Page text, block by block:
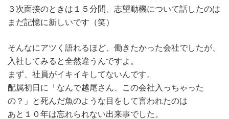
３次面接のときは１５分間、志望動機について話したのは
まだ記憶に新しいです（笑）
そんなにアツく語れるほど、働きたかった会社でしたが、
入社してみると全然違うんですよ。
まず、社員がイキイキしてないんです。
配属初日に「なんで越尾さん、この会社入っちゃった
の？」と死んだ魚のような目をして言われたのは
あと１０年は忘れられない出来事でした。